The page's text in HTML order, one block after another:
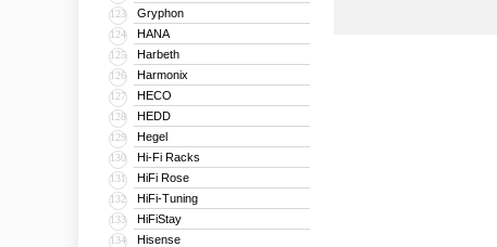
123 Gryphon
124 HANA
125 Harbeth
126 Harmonix
127 HECO
128 HEDD
129 Hegel
130 Hi-Fi Racks
131 HiFi Rose
132 HiFi-Tuning
133 HiFiStay
134 Hisense